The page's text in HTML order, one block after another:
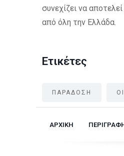
συνεχίζει να
από όλη την Ελλάδα.
Ετικέτες
ΠΑΡΑΔΟΣΗ
ΑΡΧΙΚΗ